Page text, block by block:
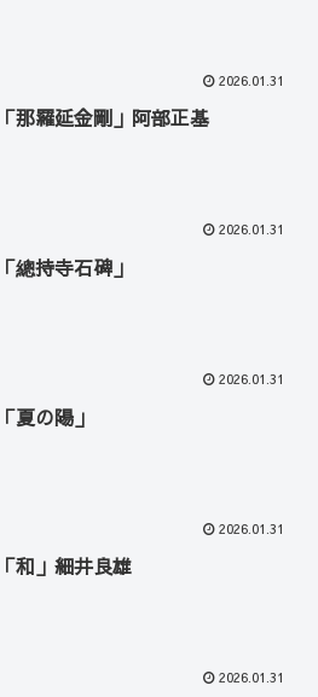
2026.01.31
「那羅延金剛」阿部正基
2026.01.31
「總持寺石碑」
2026.01.31
「夏の陽」
2026.01.31
「和」細井良雄
2026.01.31